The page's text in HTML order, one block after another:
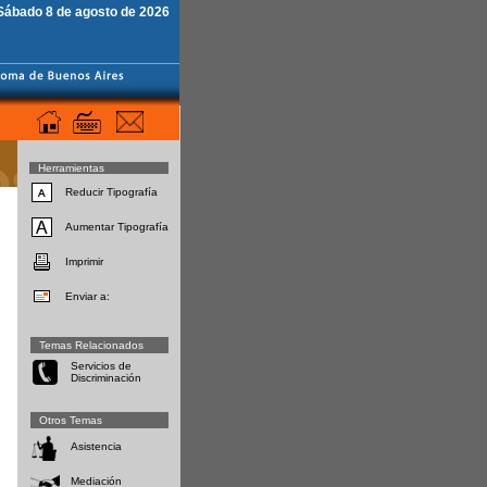
8 de agosto de 2026
Herramientas
Reducir Tipografía
Aumentar Tipografía
Imprimir
Enviar a:
Temas Relacionados
Servicios de
Discriminación
Otros Temas
Asistencia
Mediación